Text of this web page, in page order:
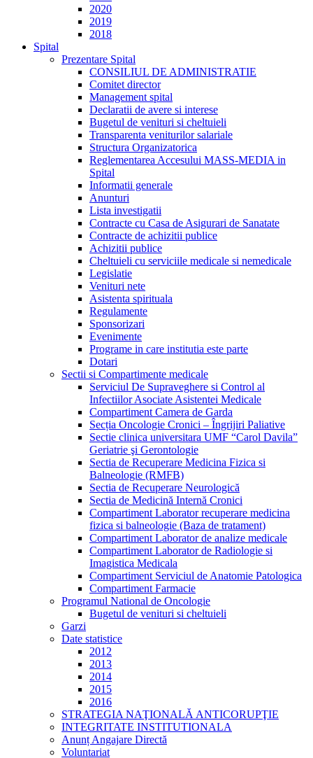
2020
2019
2018
Spital
Prezentare Spital
CONSILIUL DE ADMINISTRATIE
Comitet director
Management spital
Declaratii de avere si interese
Bugetul de venituri si cheltuieli
Transparenta veniturilor salariale
Structura Organizatorica
Reglementarea Accesului MASS-MEDIA in
Spital
Informatii generale
Anunturi
Lista investigatii
Contracte cu Casa de Asigurari de Sanatate
Contracte de achizitii publice
Achizitii publice
Cheltuieli cu serviciile medicale si nemedicale
Legislatie
Venituri nete
Asistenta spirituala
Regulamente
Sponsorizari
Evenimente
Programe in care institutia este parte
Dotari
Sectii si Compartimente medicale
Serviciul De Supraveghere si Control al
Infectiilor Asociate Asistentei Medicale
Compartiment Camera de Garda
Secția Oncologie Cronici – Îngrijiri Paliative
Sectie clinica universitara UMF “Carol Davila”
Geriatrie şi Gerontologie
Sectia de Recuperare Medicina Fizica si
Balneologie (RMFB)
Sectia de Recuperare Neurologică
Sectia de Medicină Internă Cronici
Compartiment Laborator recuperare medicina
fizica si balneologie (Baza de tratament)
Compartiment Laborator de analize medicale
Compartiment Laborator de Radiologie si
Imagistica Medicala
Compartiment Serviciul de Anatomie Patologica
Compartiment Farmacie
Programul National de Oncologie
Bugetul de venituri si cheltuieli
Garzi
Date statistice
2012
2013
2014
2015
2016
STRATEGIA NAŢIONALĂ ANTICORUPŢIE
INTEGRITATE INSTITUTIONALA
Anunț Angajare Directă
Voluntariat